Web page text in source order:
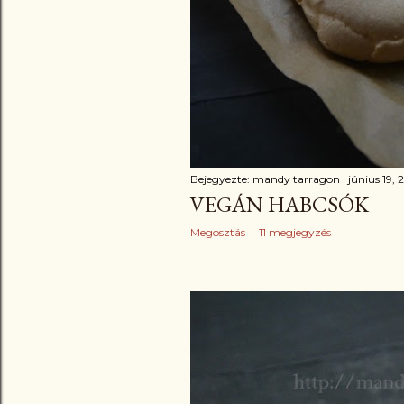
Bejegyezte: mandy tarragon június 19,
VEGÁN HABCSÓK
Megosztás 11 megjegyzés